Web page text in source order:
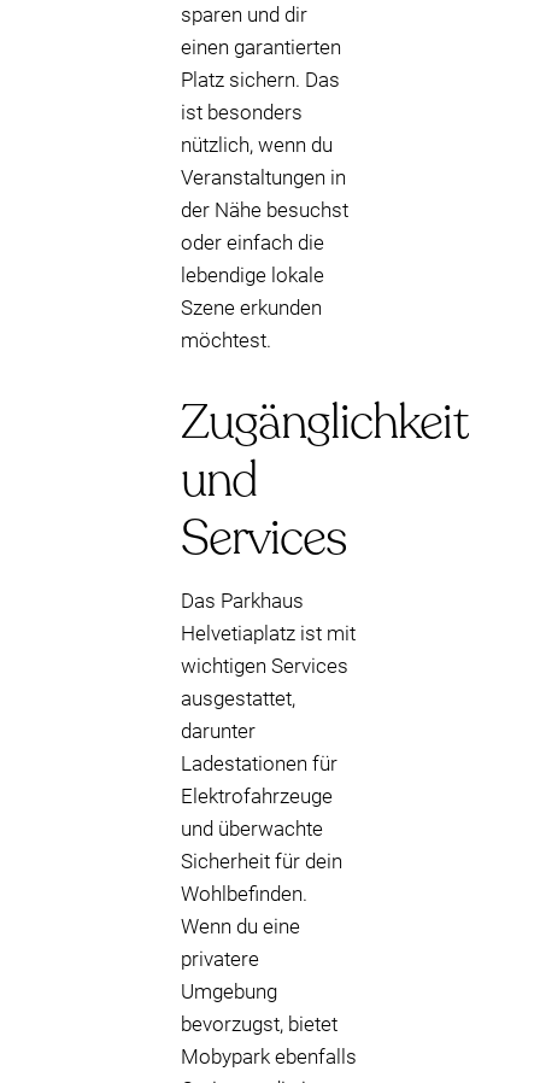
sparen und dir
einen garantierten
Platz sichern. Das
ist besonders
nützlich, wenn du
Veranstaltungen in
der Nähe besuchst
oder einfach die
lebendige lokale
Szene erkunden
möchtest.
Zugänglichkeit
und
Services
Das Parkhaus
Helvetiaplatz ist mit
wichtigen Services
ausgestattet,
darunter
Ladestationen für
Elektrofahrzeuge
und überwachte
Sicherheit für dein
Wohlbefinden.
Wenn du eine
privatere
Umgebung
bevorzugst, bietet
Mobypark ebenfalls